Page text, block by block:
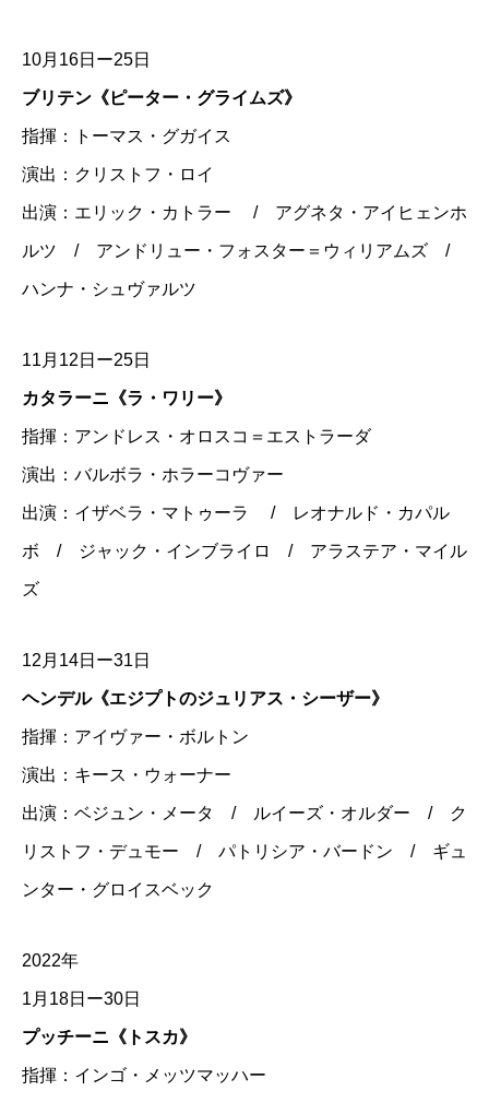
10月16日ー25日
ブリテン《ピーター・グライムズ》
指揮：トーマス・グガイス
演出：クリストフ・ロイ
出演：エリック・カトラー / アグネタ・アイヒェンホ
ルツ / アンドリュー・フォスター＝ウィリアムズ /
ハンナ・シュヴァルツ
11月12日ー25日
カタラーニ《ラ・ワリー》
指揮：アンドレス・オロスコ＝エストラーダ
演出：バルボラ・ホラーコヴァー
出演：イザベラ・マトゥーラ / レオナルド・カパル
ボ / ジャック・インブライロ / アラステア・マイル
ズ
12月14日ー31日
ヘンデル《エジプトのジュリアス・シーザー》
指揮：アイヴァー・ボルトン
演出：キース・ウォーナー
出演：ベジュン・メータ / ルイーズ・オルダー / ク
リストフ・デュモー / パトリシア・バードン / ギュ
ンター・グロイスベック
2022年
1月18日ー30日
プッチーニ《トスカ》
指揮：インゴ・メッツマッハー